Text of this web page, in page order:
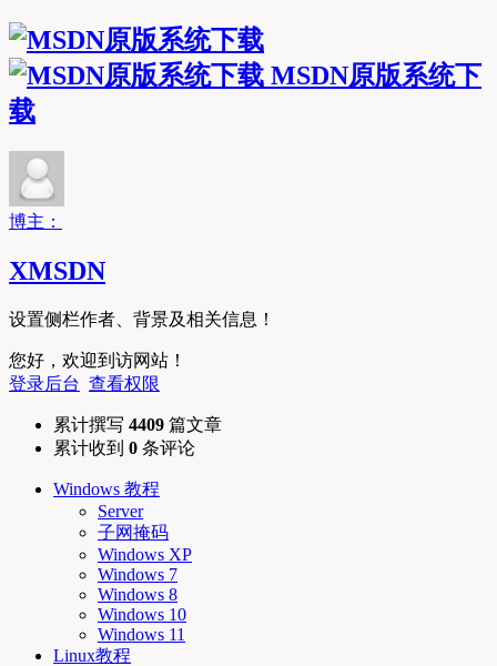
MSDN原版系统下
载
博主：
XMSDN
设置侧栏作者、背景及相关信息！
您好，欢迎到访网站！
登录后台 查看权限
累计撰写 4409 篇文章
累计收到 0 条评论
Windows 教程
Server
子网掩码
Windows XP
Windows 7
Windows 8
Windows 10
Windows 11
Linux教程